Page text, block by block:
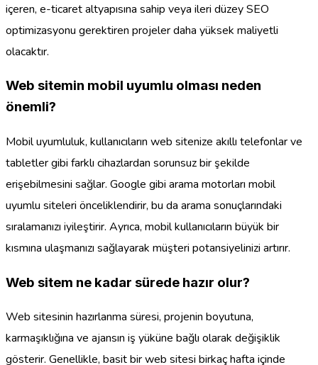
içeren, e-ticaret altyapısına sahip veya ileri düzey SEO
optimizasyonu gerektiren projeler daha yüksek maliyetli
olacaktır.
Web sitemin mobil uyumlu olması neden
önemli?
Mobil uyumluluk, kullanıcıların web sitenize akıllı telefonlar ve
tabletler gibi farklı cihazlardan sorunsuz bir şekilde
erişebilmesini sağlar. Google gibi arama motorları mobil
uyumlu siteleri önceliklendirir, bu da arama sonuçlarındaki
sıralamanızı iyileştirir. Ayrıca, mobil kullanıcıların büyük bir
kısmına ulaşmanızı sağlayarak müşteri potansiyelinizi artırır.
Web sitem ne kadar sürede hazır olur?
Web sitesinin hazırlanma süresi, projenin boyutuna,
karmaşıklığına ve ajansın iş yüküne bağlı olarak değişiklik
gösterir. Genellikle, basit bir web sitesi birkaç hafta içinde